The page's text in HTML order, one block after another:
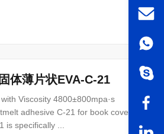
体薄片状EVA-C-21
Viscosity 4800±800mpa·s
adhesive C-21 for book cover
is specifically ...